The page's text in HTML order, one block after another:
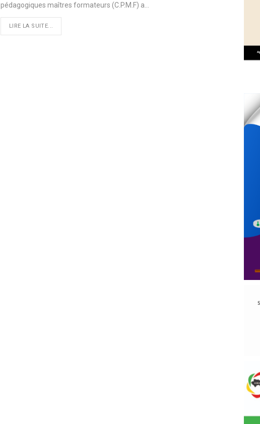
pédagogiques maîtres formateurs (C.P.M.F) a…
LIRE LA SUITE...